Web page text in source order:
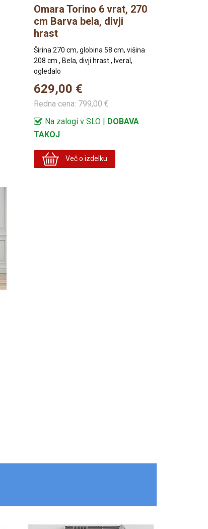
Omara Torino 6 vrat, 270
cm Barva bela, divji
hrast
Širina 270 cm, globina 58 cm, višina
208 cm , Bela, divji hrast , Iveral,
ogledalo
629,00 €
Redna cena: 799,00 €
Na zalogi v SLO | DOBAVA
TAKOJ
Več o izdelku